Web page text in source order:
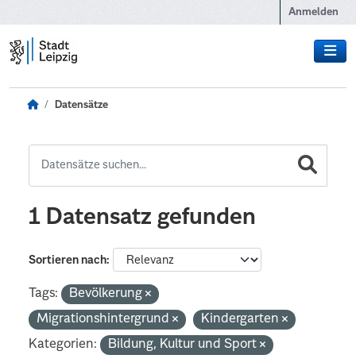
Anmelden
Datensätze
1 Datensatz gefunden
Sortieren nach
Tags:
Bevölkerung
Migrationshintergrund
Kindergarten
Kategorien:
Bildung, Kultur und Sport